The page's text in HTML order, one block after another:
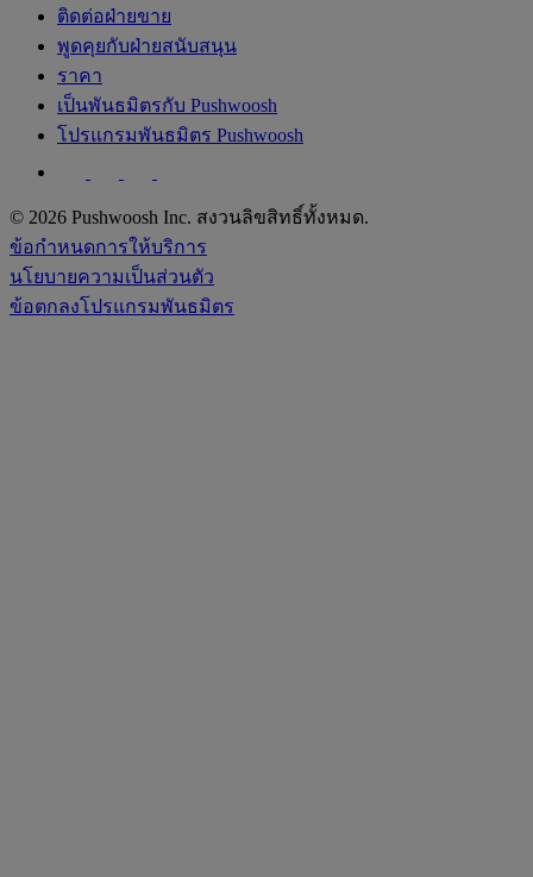
ติดต่อฝ่ายขาย
พูดคุยกับฝ่ายสนับสนุน
ราคา
เป็นพันธมิตรกับ Pushwoosh
โปรแกรมพันธมิตร Pushwoosh
© 2026 Pushwoosh Inc. สงวนลิขสิทธิ์ทั้งหมด.
ข้อกำหนดการให้บริการ
นโยบายความเป็นส่วนตัว
ข้อตกลงโปรแกรมพันธมิตร